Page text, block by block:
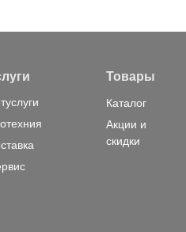
Товары
Каталог
Акции и
скидки